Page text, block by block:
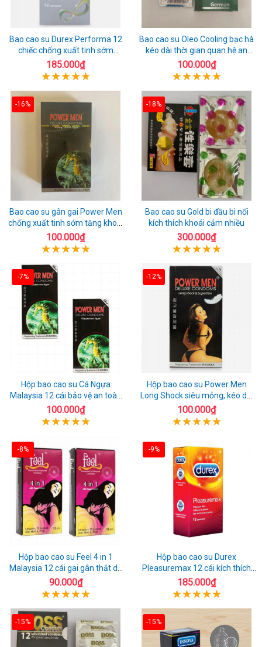
Bao cao su Durex Performa 12
chiếc chống xuất tinh sớm
chuẩn Thái Lan
185.000₫
Bao cao su Oleo Cooling bạc hà
kéo dài thời gian quan hệ an
toàn
100.000₫
-16%
Bao cao su gân gai Power Men
chống xuất tinh sớm tăng khoái
cảm
100.000₫
-18%
Bao cao su Gold bi đầu bi nổi
kích thích khoái cảm nhiều
300.000₫
-7%
Hộp bao cao su Cá Ngựa
Malaysia 12 cái bảo vệ an toàn
tuyệt đối
100.000₫
-12%
Hộp bao cao su Power Men
Long Shock siêu mỏng, kéo dài
quan hệ thoải mái
100.000₫
-8%
Hộp bao cao su Feel 4 in 1
Malaysia 12 cái gai gân thắt dễ
sử dụng
90.000₫
-9%
Hộp bao cao su Durex
Pleasuremax 12 cái kích thích
tăng khoái cảm
185.000₫
-15% -15%